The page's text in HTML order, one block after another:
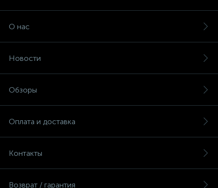
О нас
Новости
Обзоры
Оплата и доставка
Контакты
Возврат / гарантия